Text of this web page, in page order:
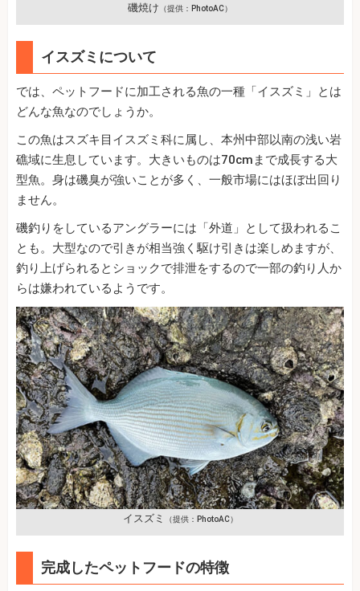
磯焼け （提供：PhotoAC）
イスズミについて
では、ペットフードに加工される魚の一種「イスズミ」とは
どんな魚なのでしょうか。
この魚はスズキ目イスズミ科に属し、本州中部以南の浅い岩
礁域に生息しています。大きいものは70cmまで成長する大
型魚。身は磯臭が強いことが多く、一般市場にはほぼ出回り
ません。
磯釣りをしているアングラーには「外道」として扱われるこ
とも。大型なので引きが相当強く駆け引きは楽しめますが、
釣り上げられるとショックで排泄をするので一部の釣り人か
らは嫌われているようです。
イスズミ （提供：PhotoAC）
完成したペットフードの特徴